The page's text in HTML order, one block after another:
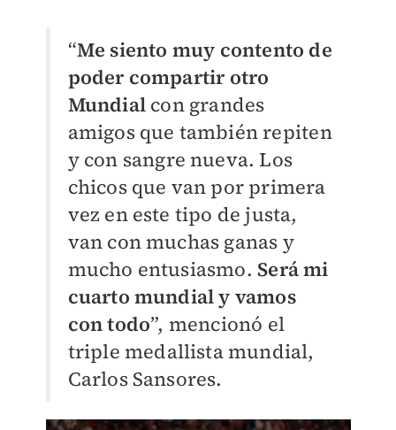
“Me siento muy contento de
poder compartir otro
Mundialcon grandes
amigos que también repiten
y con sangre nueva. Los
chicos que van por primera
vez en este tipo de justa,
van con muchas ganas y
mucho entusiasmo. Será mi
cuarto mundial y vamos
con todo”, mencionó el
triple medallista mundial,
Carlos Sansores.